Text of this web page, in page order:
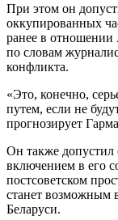
При этом он
оккупированных
ранее в
по словам
конфликта.
«Это, конечно,
путем, если не
прогнозирует
Он также допустил
включением в его
постсоветском
станет возможным
Беларуси.